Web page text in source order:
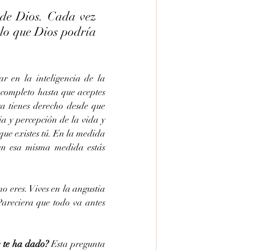
Dios. Cada vez
que Dios podría
en la inteligencia de la
hasta que aceptes
derecho desde que
y percepción de la vida y
existes tú. En la medida
esa misma medida estás
eres. Vives en la angustia
que todo va antes
te ha dado? Esta pregunta